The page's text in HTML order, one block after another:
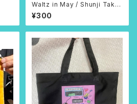
Waltz in May / Shunji Take
naka mp3
¥300